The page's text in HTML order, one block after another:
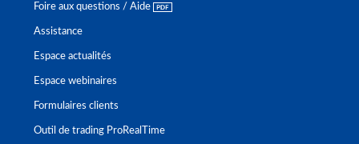
Foire aux questions / Aide
Assistance
Espace actualités
Espace webinaires
Formulaires clients
Outil de trading ProRealTime